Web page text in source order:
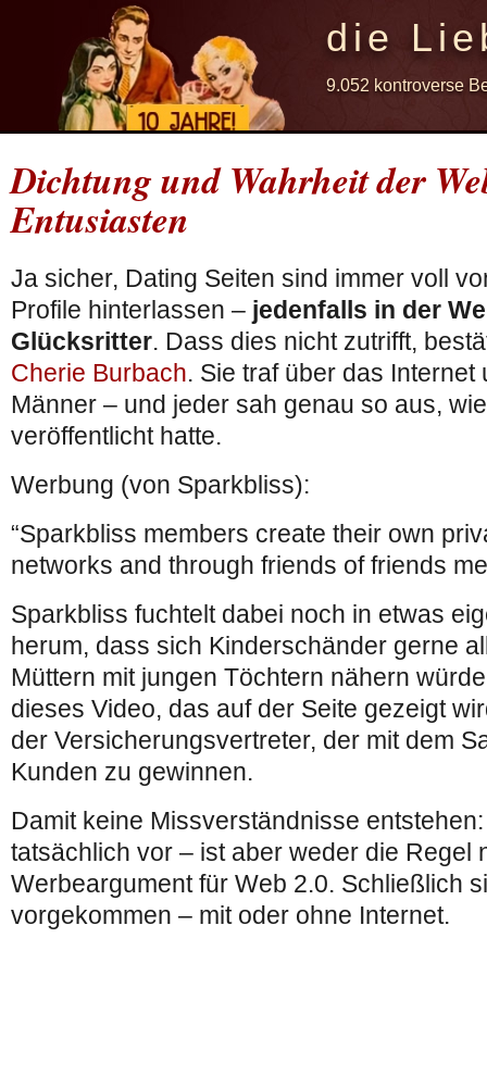
die
9.052 kontroverse
Dichtung und Wahrheit der
Entusiasten
Ja sicher, Dating Seiten sind immer voll
Profile hinterlassen – jedenfalls in der
Glücksritter. Dass dies nicht zutrifft,
Cherie Burbach. Sie traf über das
Männer – und jeder sah genau so aus,
veröffentlicht hatte.
Werbung (von Sparkbliss):
“Sparkbliss members create their own
networks and through friends of friends
Sparkbliss fuchtelt dabei noch in etwas
herum, dass sich Kinderschänder gerne
Müttern mit jungen Töchtern nähern
dieses Video, das auf der Seite gezeigt
der Versicherungsvertreter, der mit dem
Kunden zu gewinnen.
Damit keine Missverständnisse
tatsächlich vor – ist aber weder die Regel
Werbeargument für Web 2.0. Schließlich
vorgekommen – mit oder ohne Internet.